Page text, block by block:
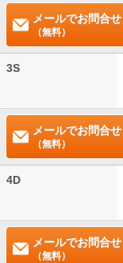
メールでお問合せ
（無料）
3S
メールでお問合せ
（無料）
4D
メールでお問合せ
（無料）